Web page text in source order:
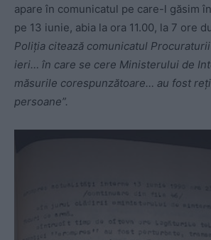
apare în comunicatul pe care-l găsim
pe 13 iunie, abia la ora 11.00, la 7 ore
Poliția citează comunicatul
ieri… în care se cere Ministerului de
măsurile corespunzătoare… au fost
persoane”.